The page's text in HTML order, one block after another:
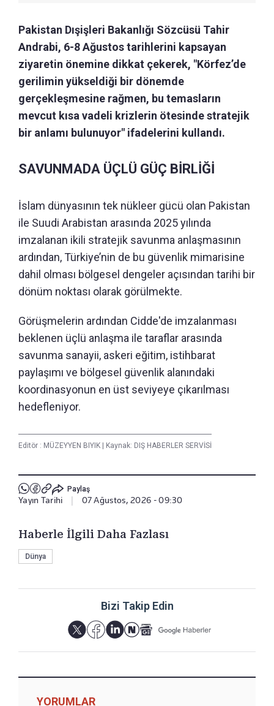
Pakistan Dışişleri Bakanlığı Sözcüsü Tahir
Andrabi, 6-8 Ağustos tarihlerini kapsayan
ziyaretin önemine dikkat çekerek, "Körfez’de
gerilimin yükseldiği bir dönemde
gerçekleşmesine rağmen, bu temasların
mevcut kısa vadeli krizlerin ötesinde stratejik
bir anlamı bulunuyor" ifadelerini kullandı.
SAVUNMADA ÜÇLÜ GÜÇ BİRLİĞİ
İslam dünyasının tek nükleer gücü olan Pakistan
ile Suudi Arabistan arasında 2025 yılında
imzalanan ikili stratejik savunma anlaşmasının
ardından, Türkiye’nin de bu güvenlik mimarisine
dahil olması bölgesel dengeler açısından tarihi bir
dönüm noktası olarak görülmekte.
Görüşmelerin ardından Cidde'de imzalanması
beklenen üçlü anlaşma ile taraflar arasında
savunma sanayii, askeri eğitim, istihbarat
paylaşımı ve bölgesel güvenlik alanındaki
koordinasyonun en üst seviyeye çıkarılması
hedefleniyor.
Editör : MÜZEYYEN BIYIK | Kaynak: DIŞ HABERLER SERVİSİ
Paylaş
Yayın Tarihi | 07 Ağustos, 2026 - 09:30
Haberle İlgili Daha Fazlası
Dünya
Bizi Takip Edin
YORUMLAR